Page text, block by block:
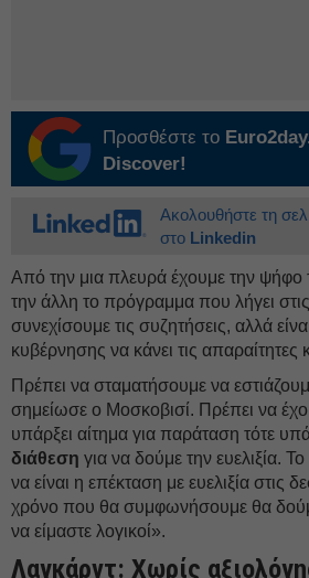
Προσθέστε το
Discover!
Ακολουθήστε τη
στο Linkedin
Από την μια πλευρά έχουμε την
την άλλη το πρόγραμμα που λήγει
συνεχίσουμε τις συζητήσεις, αλλά
κυβέρνησης να κάνει τις απαραίτητες
Πρέπει να σταματήσουμε να
σημείωσε ο Μοσκοβισί. Πρέπει να
υπάρξει αίτημα για παράταση τότε
διάθεση για να δούμε την ευελιξία.
να είναι η επέκταση με ευελιξία στις
χρόνο που θα συμφωνήσουμε θα
να είμαστε λογικοί».
Λαγκάρντ: Χωρίς